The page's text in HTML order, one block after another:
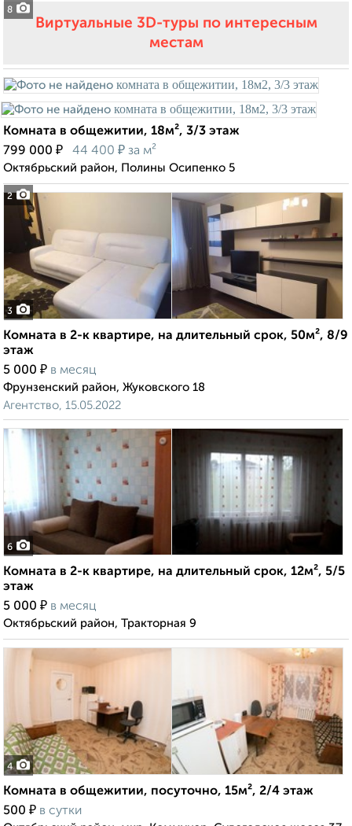
8
Виртуальные 3D-туры по интересным
местам
2
Комната в общежитии, 18м², 3/3 этаж
799 000 ₽ 44 400 ₽ за м²
Октябрьский район, Полины Осипенко 5
3
Комната в 2-к квартире, на длительный срок, 50м², 8/9
этаж
5 000 ₽ в месяц
Фрунзенский район, Жуковского 18
Агентство, 15.05.2022
6
Комната в 2-к квартире, на длительный срок, 12м², 5/5
этаж
5 000 ₽ в месяц
Октябрьский район, Тракторная 9
4
Комната в общежитии, посуточно, 15м², 2/4 этаж
500 ₽ в сутки